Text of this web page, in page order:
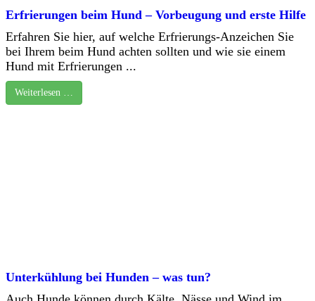
Erfrierungen beim Hund – Vorbeugung und erste Hilfe
Erfahren Sie hier, auf welche Erfrierungs-Anzeichen Sie
bei Ihrem beim Hund achten sollten und wie sie einem
Hund mit Erfrierungen ...
Weiterlesen …
Unterkühlung bei Hunden – was tun?